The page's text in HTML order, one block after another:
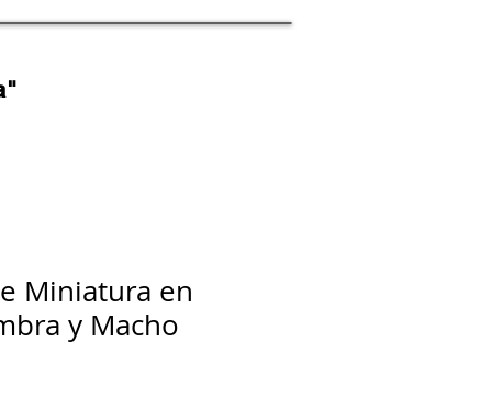
Miniatura en
y Macho